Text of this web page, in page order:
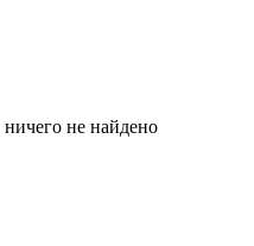
не найдено